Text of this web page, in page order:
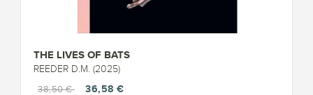
THE LIVES OF BATS
REEDER D.M. (2025)
38,50 €
36,58 €